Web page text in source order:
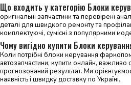
Що входить у категорію Блоки
оригінальні запчастини та перевірені
деталі для швидкого ремонту та
комплектуючі, сумісні з популярними
Чому вигідно купити Блоки
Коли потрібні блоки керування
автозапчастини, купити онлайн, важливо
прогнозований результат. Ми
наявність і швидку доставку по Україні.